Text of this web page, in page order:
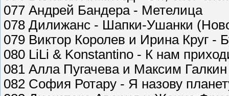
077 Андрей Бандера - Метелица
078 Дилижанс - Шапки-Ушанки
079 Виктор Королев и Ирина Круг -
080 LiLi & Konstantino - К нам
081 Алла Пугачева и Максим
082 София Ротару - Я назову